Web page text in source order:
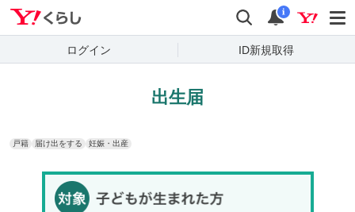
検索 通知
i
ログイン ID新規取得
出生届
戸籍 届け出をする 妊娠・出産